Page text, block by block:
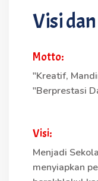
Visi
Motto:
"Kreatif,
"Berprestasi
Visi:
Menjadi
menyiapkan